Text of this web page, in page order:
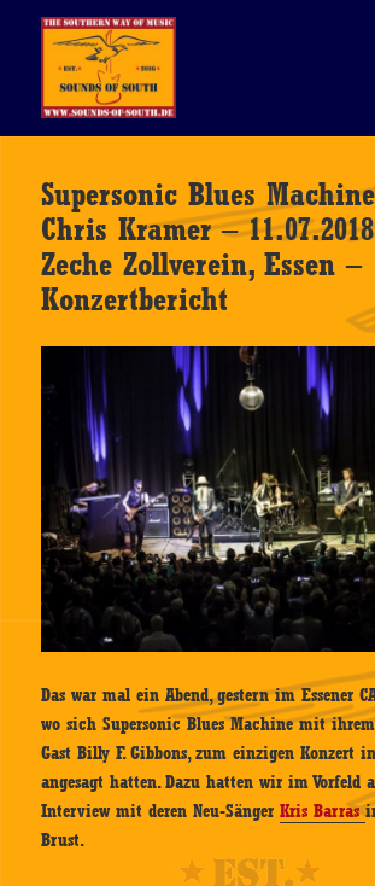
Supersonic Blues
Chris Kramer –
Zeche Zollverein, Essen –
Konzertbericht
Das war mal ein Abend, gestern im Essener
wo sich Supersonic Blues Machine mit
Gast Billy F. Gibbons, zum einzigen Konzert
angesagt hatten. Dazu hatten wir im Vorfeld
Interview mit deren Neu-SängerKris Barras
Brust.